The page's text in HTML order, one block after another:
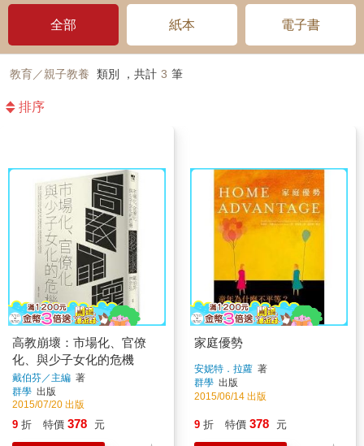
全部 紙本 電子書
教育／親子教養 類別 ，共計 3 筆
排序
高教崩壞：市場化、官僚
化、與少子女化的危機
戴伯芬／主編 著
群學 出版
2015/07/20 出版
9 折 特價 378 元
家庭優勢
安妮特．拉蘿 著
群學 出版
2015/06/14 出版
9 折 特價 378 元